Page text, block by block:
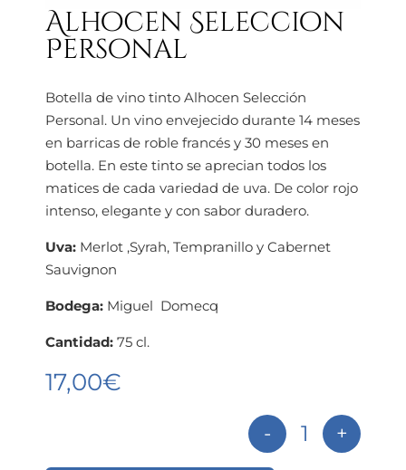
Alhocen Seleccion
Personal
Botella de vino tinto Alhocen Selección
Personal. Un vino envejecido durante 14 meses
en barricas de roble francés y 30 meses en
botella. En este tinto se aprecian todos los
matices de cada variedad de uva. De color rojo
intenso, elegante y con sabor duradero.
Uva: Merlot ,Syrah, Tempranillo y Cabernet
Sauvignon
Bodega: Miguel Domecq
Cantidad: 75 cl.
17,00€
Alhocen
- +